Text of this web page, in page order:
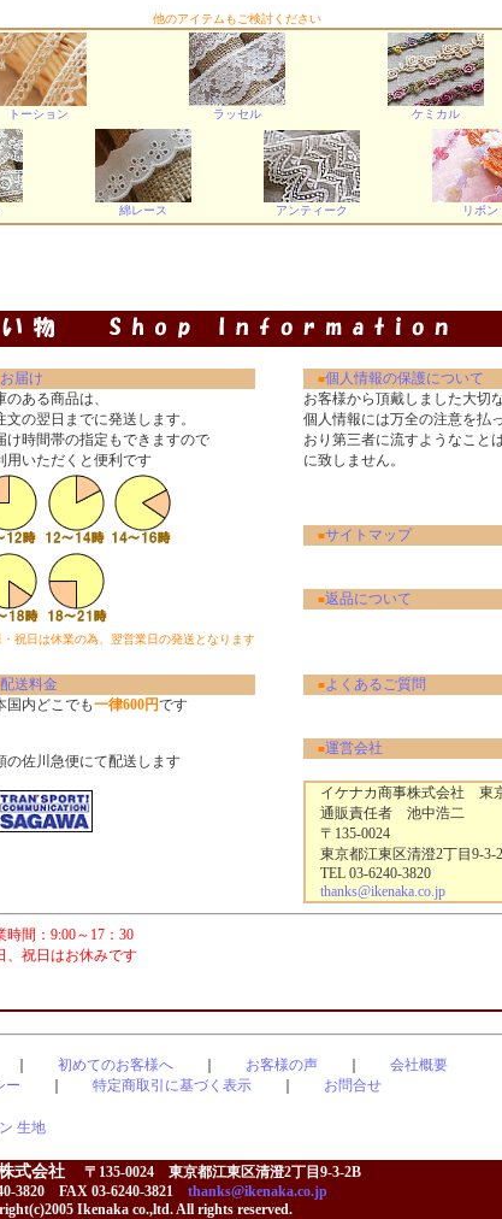
他のアイテムもご検討ください
トーション ラッセル ケミカル
綿レース アンティーク リボン
お届け ■個人情報の保護について
のある商品は、
文の翌日までに発送します。
け時間帯の指定もできますので
用いただくと便利です
・祝日は休業の為、翌営業日の発送となります
お客様から頂戴しました大切
個人情報には万全の注意を払
おり第三者に流すようなこと
に致しません。
■サイトマップ
■返品について
配送料金
国内どこでも一律600円です
の佐川急便にて配送します
■よくあるご質問
■運営会社
イケナカ商事株式会社 東
通販責任者 池中浩二
〒135-0024
東京都江東区清澄2丁目9-3-
TEL 03-6240-3820
thanks@ikenaka.co.jp
時間：9:00～17：30
、祝日はお休みです
初めてのお客様へ｜ お客様の声｜ 会社概要
ー
特定商取引に基づく表示 お問合せ
生地
式会社
〒135-0024 東京都江東区清澄2丁目9-3-2B
3820 FAX 03-6240-3821 thanks@ikenaka.co.jp
Ikenaka co.,ltd. All rights reserved.